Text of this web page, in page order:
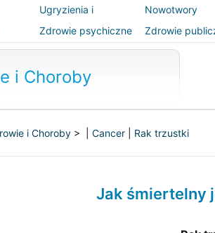
Ugryzienia i
użądlenia
Nowotwory
Zdrowie psychiczne
Zdrowie
bezpieczeństwo
i Choroby
i Choroby > | Cancer Rak trzustki
Jak śmiertelny